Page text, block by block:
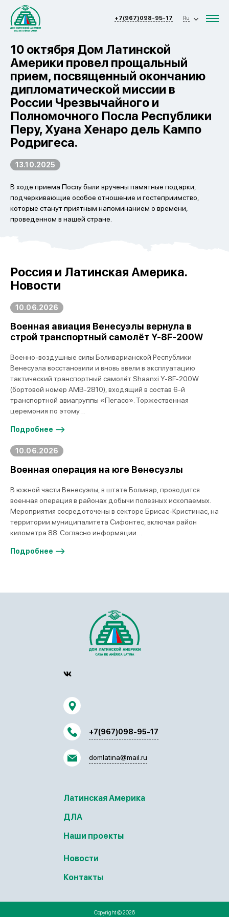
+7(967)098-95-17 Ru
10 октября Дом Латинской
Америки провел прощальный
прием, посвященный окончанию
дипломатической миссии в
России Чрезвычайного и
Полномочного Посла Республики
Перу, Хуана Хенаро дель Кампо
Родригеса.
13.10.2025
В ходе приема Послу были вручены памятные подарки,
подчеркивающие особое отношение и гостеприимство,
которые станут приятным напоминанием о времени,
проведенном в нашей стране.
Россия и Латинская Америка.
Новости
10.06.2026
Военная авиация Венесуэлы вернула в
строй транспортный самолёт Y-8F-200W
Военно-воздушные силы Боливарианской Республики
Венесуэла восстановили и вновь ввели в эксплуатацию
тактический транспортный самолёт Shaanxi Y-8F-200W
(бортовой номер AMB-2810), входящий в состав 6-й
транспортной авиагруппы «Пегасо». Торжественная
церемония по этому…
Подробнее
10.06.2026
Военная операция на юге Венесуэлы
В южной части Венесуэлы, в штате Боливар, проводится
военная операция в районах добычи полезных ископаемых.
Мероприятия сосредоточены в секторе Брисас-Кристинас, на
территории муниципалитета Сифонтес, включая район
километра 88. Согласно информации…
Подробнее
+7(967)098-95-17
domlatina@mail.ru
Латинская Америка
ДЛА
Наши проекты
Новости
Контакты
Copyright © 2026